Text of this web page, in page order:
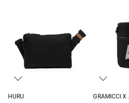
HURU
GRAMICCI X